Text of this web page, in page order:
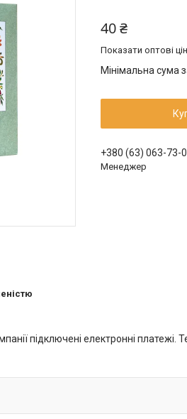
40 ₴
Показати оптові
Мінімальна сума
+380 (63) 063-73-
Менеджер
підключені електронні